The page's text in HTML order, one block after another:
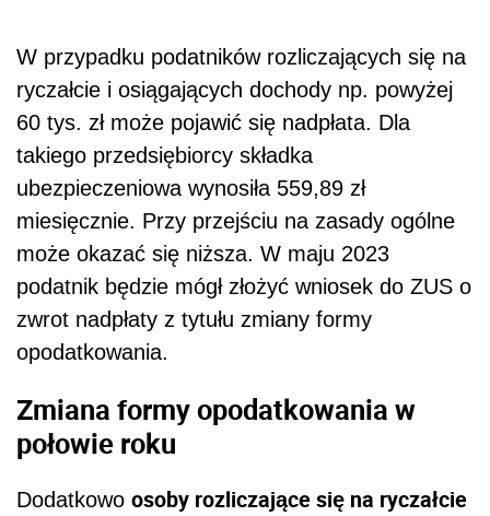
W przypadku podatników rozliczających się na
ryczałcie i osiągających dochody np. powyżej
60 tys. zł może pojawić się nadpłata. Dla
takiego przedsiębiorcy składka
ubezpieczeniowa wynosiła 559,89 zł
miesięcznie. Przy przejściu na zasady ogólne
może okazać się niższa. W maju 2023
podatnik będzie mógł złożyć wniosek do ZUS o
zwrot nadpłaty z tytułu zmiany formy
opodatkowania.
Zmiana formy opodatkowania w
połowie roku
Dodatkowo osoby rozliczające się na ryczałcie